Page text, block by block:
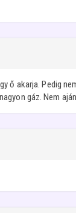
akarja. Pedig
gáz. Nem